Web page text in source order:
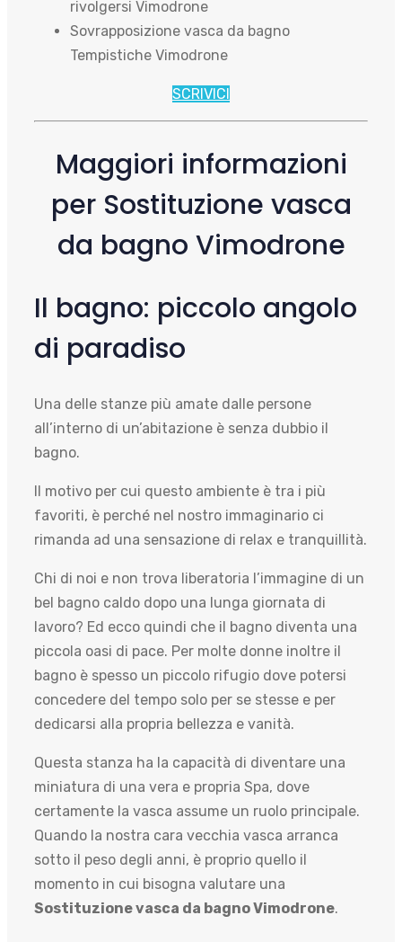
rivolgersi Vimodrone
Sovrapposizione vasca da bagno
Tempistiche Vimodrone
SCRIVICI
Maggiori informazioni
per Sostituzione vasca
da bagno Vimodrone
Il bagno: piccolo angolo
di paradiso
Una delle stanze più amate dalle persone
all’interno di un’abitazione è senza dubbio il
bagno.
Il motivo per cui questo ambiente è tra i più
favoriti, è perché nel nostro immaginario ci
rimanda ad una sensazione di relax e tranquillità.
Chi di noi e non trova liberatoria l’immagine di un
bel bagno caldo dopo una lunga giornata di
lavoro? Ed ecco quindi che il bagno diventa una
piccola oasi di pace. Per molte donne inoltre il
bagno è spesso un piccolo rifugio dove potersi
concedere del tempo solo per se stesse e per
dedicarsi alla propria bellezza e vanità.
Questa stanza ha la capacità di diventare una
miniatura di una vera e propria Spa, dove
certamente la vasca assume un ruolo principale.
Quando la nostra cara vecchia vasca arranca
sotto il peso degli anni, è proprio quello il
momento in cui bisogna valutare una
Sostituzione vasca da bagno Vimodrone.